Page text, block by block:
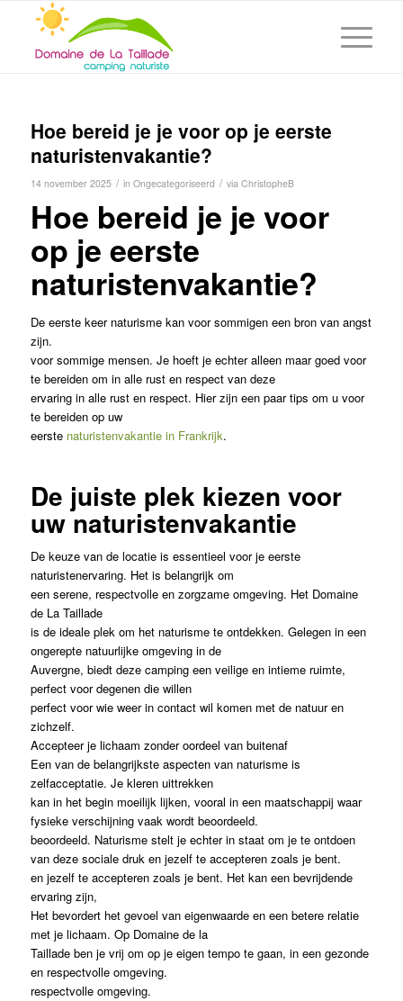
Hoe bereid je je voor op je eerste
naturistenvakantie?
14 november 2025 / in Ongecategoriseerd / via ChristopheB
Hoe bereid je je voor
op je eerste
naturistenvakantie?
De eerste keer naturisme kan voor sommigen een bron van angst
zijn.
voor sommige mensen. Je hoeft je echter alleen maar goed voor
te bereiden om in alle rust en respect van deze
ervaring in alle rust en respect. Hier zijn een paar tips om u voor
te bereiden op uw
eerste naturistenvakantie in Frankrijk.
De juiste plek kiezen voor
uw naturistenvakantie
De keuze van de locatie is essentieel voor je eerste
naturistenervaring. Het is belangrijk om
een serene, respectvolle en zorgzame omgeving. Het Domaine
de La Taillade
is de ideale plek om het naturisme te ontdekken. Gelegen in een
ongerepte natuurlijke omgeving in de
Auvergne, biedt deze camping een veilige en intieme ruimte,
perfect voor degenen die willen
perfect voor wie weer in contact wil komen met de natuur en
zichzelf.
Accepteer je lichaam zonder oordeel van buitenaf
Een van de belangrijkste aspecten van naturisme is
zelfacceptatie. Je kleren uittrekken
kan in het begin moeilijk lijken, vooral in een maatschappij waar
fysieke verschijning vaak wordt beoordeeld.
beoordeeld. Naturisme stelt je echter in staat om je te ontdoen
van deze sociale druk en jezelf te accepteren zoals je bent.
en jezelf te accepteren zoals je bent. Het kan een bevrijdende
ervaring zijn,
Het bevordert het gevoel van eigenwaarde en een betere relatie
met je lichaam. Op Domaine de la
Taillade ben je vrij om op je eigen tempo te gaan, in een gezonde
en respectvolle omgeving.
respectvolle omgeving.